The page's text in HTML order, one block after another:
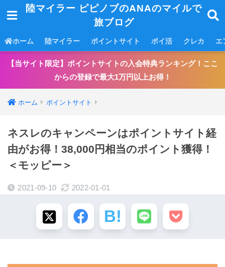
陸マイラー ピピノブのANAのマイルで
旅ブログ
ホーム 陸マイラー ポイントサイト ポイ活 クレカ エ
【当サイト限定】ポイントサイトの入会特典ランキング！ここ
からの登録で最大1万円以上お得！
ホーム ポイントサイト
ネスレのキャンペーンはポイントサイト経
由がお得！38,000円相当のポイント獲得！
＜モッピー＞
2021-09-10 2022-01-01